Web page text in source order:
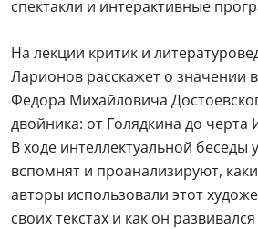
спектакли и интерактивные
На лекции критик и
Ларионов расскажет о значении
Федора Михайловича
двойника: от Голядкина до черта
В ходе интеллектуальной беседы
вспомнят и проанализируют,
авторы использовали этот
своих текстах и как он